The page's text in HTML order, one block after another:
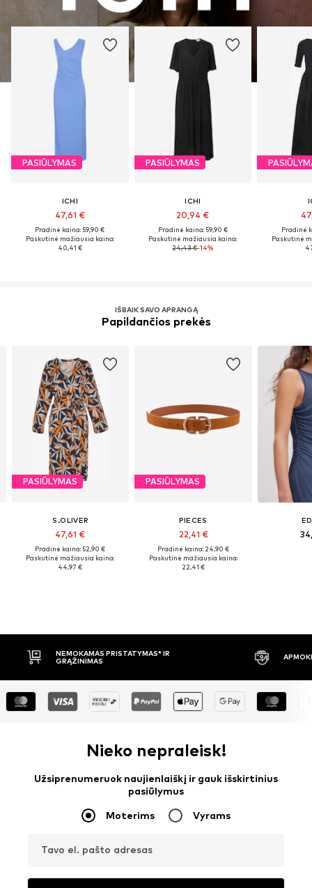
PASIŪLYMAS
ICHI
47,61 €
Pradinė kaina: 59,90 €
Paskutinė mažiausia kaina:
40,41 €
PASIŪLYMAS
ICHI
20,94 €
Pradinė kaina: 59,90 €
Paskutinė mažiausia kaina:
24,43 €-14%
Pradinė
Paskutinė
IŠBAIK SAVO APRANGĄ
Papildančios prekės
PASIŪLYMAS
S.OLIVER
47,61 €
Pradinė kaina: 52,90 €
Paskutinė mažiausia kaina:
44,97 €
PASIŪLYMAS
PIECES
22,41 €
Pradinė kaina: 24,90 €
Paskutinė mažiausia kaina:
22,41 €
APMOKĖJIMAS PRISTAČIUS
Nieko nepraleisk!
Užsiprenumeruok naujienlaiškį ir gauk išskirtinius
pasiūlymus
Moterims Vyrams
Tavo el. pašto adresas